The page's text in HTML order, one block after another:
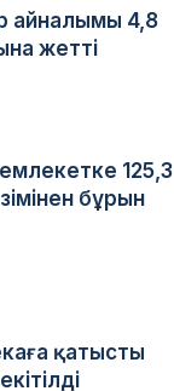
айналымы 4,8
жетті
125,3
бұрын
қатысты